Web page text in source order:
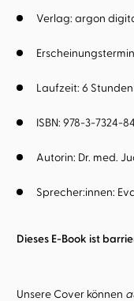
Verlag: argon
Laufzeit: 6
ISBN: 978-3-7324-
Autorin: Dr. med.
Sprecher:innen:
Dieses E-Book ist
Unsere Cover können